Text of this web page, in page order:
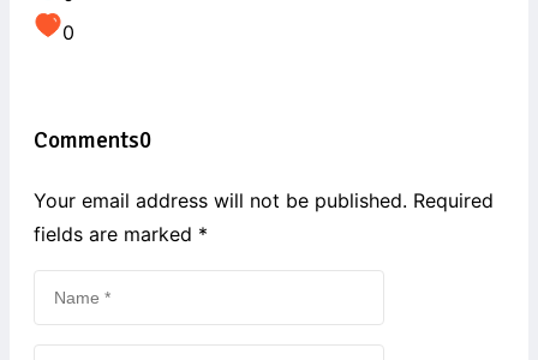
0
Comments0
Your email address will not be published. Required
fields are marked *